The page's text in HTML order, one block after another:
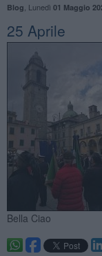
Blog Lunedì 01 Maggio
25 Aprile
Bella Ciao